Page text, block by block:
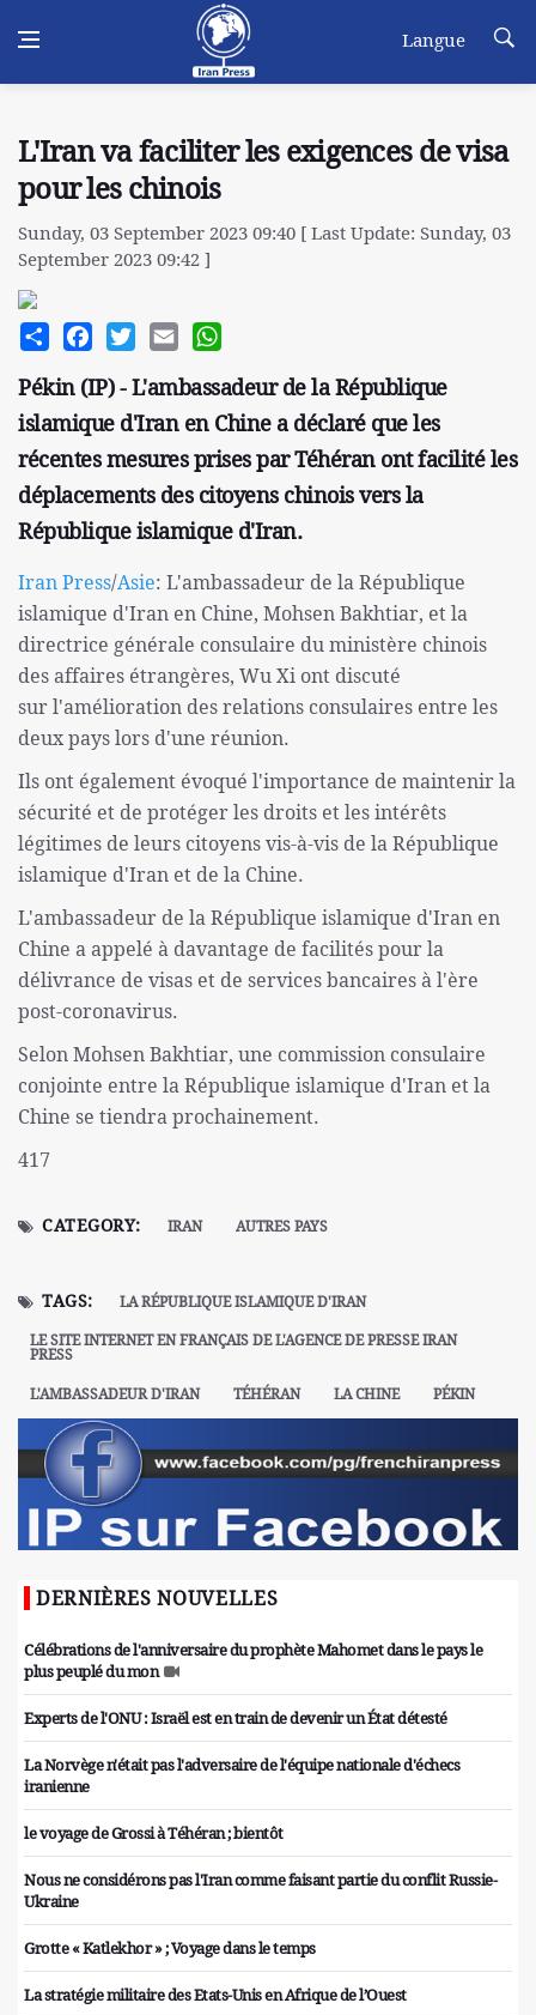
Langue
L'Iran va faciliter les exigences de visa
pour les chinois
Sunday, 03 September 2023 09:40 [ Last Update: Sunday, 03
September 2023 09:42 ]
Share FacebookTwitterEmail
Pékin (IP) - L'ambassadeur de la République
islamique d'Iran en Chine a déclaré que les
récentes mesures prises par Téhéran ont facilité les
déplacements des citoyens chinois vers la
République islamique d'Iran.
Iran Press/Asie: L'ambassadeur de la République
islamique d'Iran en Chine, Mohsen Bakhtiar, et la
directrice générale consulaire du ministère chinois
des affaires étrangères, Wu Xi ont discuté
sur l'amélioration des relations consulaires entre les
deux pays lors d'une réunion.
Ils ont également évoqué l'importance de maintenir la
sécurité et de protéger les droits et les intérêts
légitimes de leurs citoyens vis-à-vis de la République
islamique d'Iran et de la Chine.
L'ambassadeur de la République islamique d'Iran en
Chine a appelé à davantage de facilités pour la
délivrance de visas et de services bancaires à l'ère
post-coronavirus.
Selon Mohsen Bakhtiar, une commission consulaire
conjointe entre la République islamique d'Iran et la
Chine se tiendra prochainement.
417
CATEGORY: IRAN AUTRES PAYS
TAGS:
LA RÉPUBLIQUE ISLAMIQUE D'IRAN
LE SITE INTERNET EN FRANÇAIS DE L'AGENCE DE PRESSE IRAN
PRESS
L'AMBASSADEUR D'IRAN
TÉHÉRAN LA CHINE PÉKIN
DERNIÈRES NOUVELLES
Célébrations de l'anniversaire du prophète Mahomet dans le pays le
plus peuplé du mon
Experts de l'ONU : Israël est en train de devenir un État détesté
La Norvège n'était pas l'adversaire de l'équipe nationale d'échecs
iranienne
le voyage de Grossi à Téhéran ; bientôt
Nous ne considérons pas l'Iran comme faisant partie du conflit Russie-
Ukraine
Grotte « Katlekhor » ; Voyage dans le temps
La stratégie militaire des Etats-Unis en Afrique de l’Ouest